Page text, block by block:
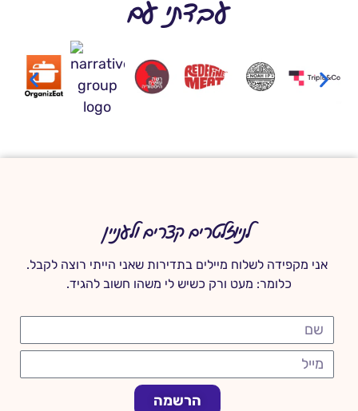
עבדתי עם
לניוזלטרים קצרים ולעניין
אני מקפידה לשלוח מיילים בתדירות שאני הייתי רוצה לקבל.
כלומר: מעט ורק כשיש לי משהו חשוב להגיד.
הרשמה